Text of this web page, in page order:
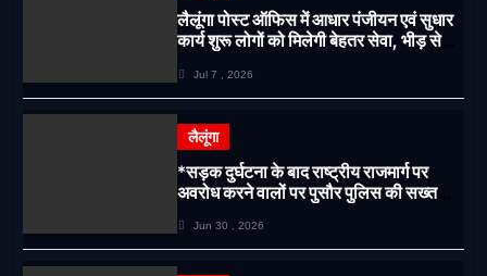
लैलूंगा पोस्ट ऑफिस में आधार पंजीयन एवं सुधार
कार्य शुरू लोगों को मिलेगी बेहतर सेवा, भीड़ से
Jul 7 , 2026
लैलूंगा
*सड़क दुर्घटना के बाद राष्ट्रीय राजमार्ग पर
अवरोध करने वालों पर पुसौर पुलिस की सख्त
Jun 30 , 2026